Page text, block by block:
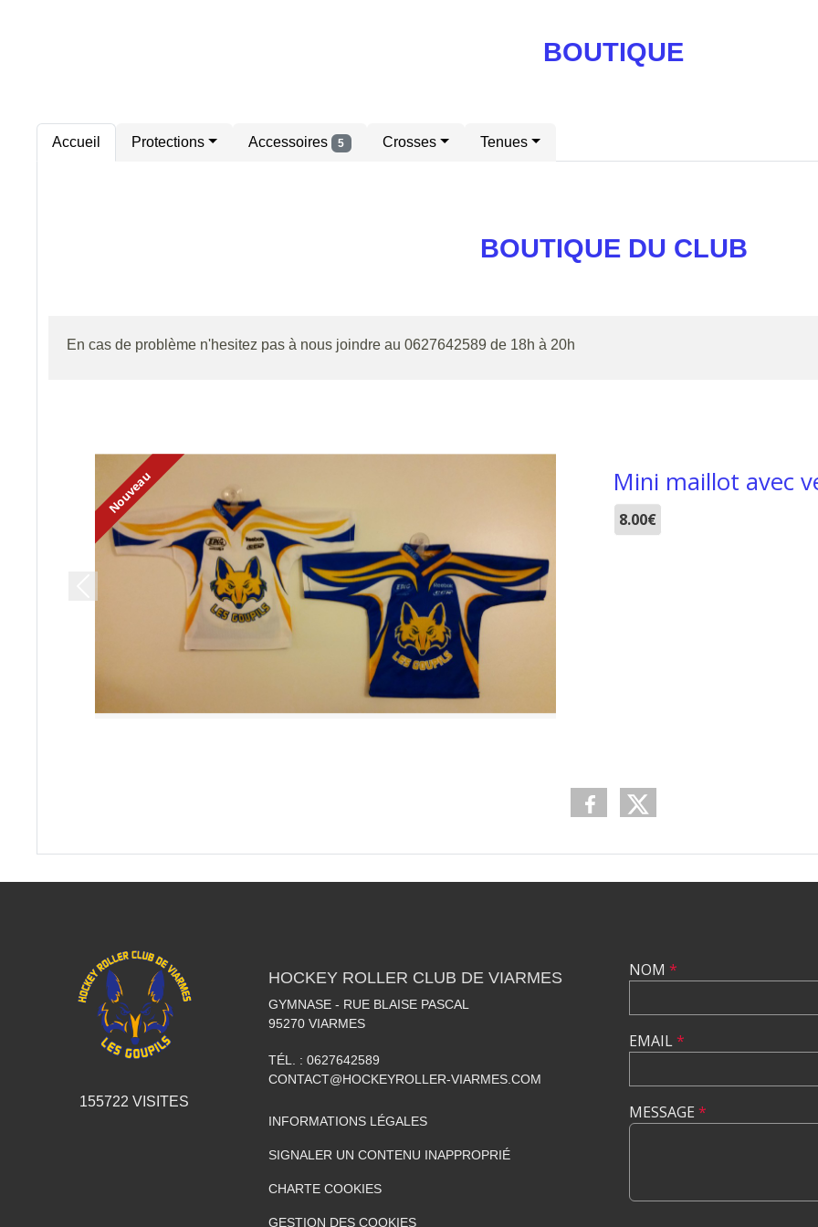
BOUTIQUE
Accueil Protections Accessoires 5 Crosses Tenues
BOUTIQUE DU CLUB
En cas de problème n'hesitez pas à nous joindre au 0627642589 de 18h à 20h
Nouveau Mini maillot avec
8.00€
155722 VISITES
HOCKEY ROLLER CLUB DE VIARMES
GYMNASE - RUE BLAISE PASCAL
95270 VIARMES
TÉL. : 0627642589
CONTACT@HOCKEYROLLER-VIARMES.COM
INFORMATIONS LÉGALES
SIGNALER UN CONTENU INAPPROPRIÉ
CHARTE COOKIES
GESTION DES COOKIES
NOM *
EMAIL*
MESSAGE *